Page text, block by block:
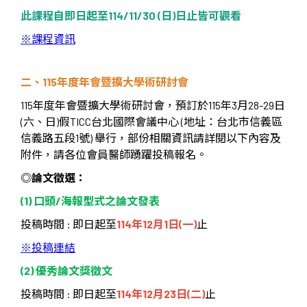
此課程自即日起至114/11/30 (日)日止皆可觀看
※課程資訊
二、 115年度年會暨擴大學術研討會
115年度年會暨擴大學術研討會，預訂於115年3月28-29日
(六、日)假TICC台北國際會議中心(地址：台北市信義區
信義路五段1號)舉行，部份相關資訊請詳閱以下內容及
附件，請各位會員醫師踴躍投稿報名。
◎論文徵選：
(1) 口頭/海報型式之論文發表
投稿時間 : 即日起至114年12月1日(一)止
※投稿連結
(2)優秀論文獎徵文
投稿時間 : 即日起至114年12月23日(二)止